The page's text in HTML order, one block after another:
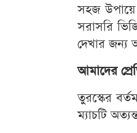
সহজ উপায়ে
সরাসরি
দেখার
আমাদের
তুরস্কের
ম্যাচটি